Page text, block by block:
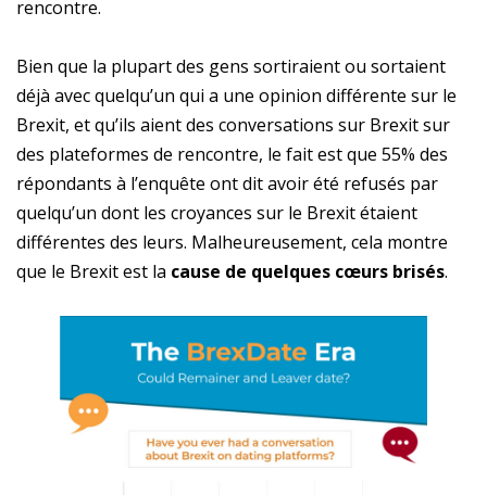
rencontre.
Bien que la plupart des gens sortiraient ou sortaient
déjà avec quelqu’un qui a une opinion différente sur le
Brexit, et qu’ils aient des conversations sur Brexit sur
des plateformes de rencontre, le fait est que 55% des
répondants à l’enquête ont dit avoir été refusés par
quelqu’un dont les croyances sur le Brexit étaient
différentes des leurs. Malheureusement, cela montre
que le Brexit est la cause de quelques cœurs brisés.